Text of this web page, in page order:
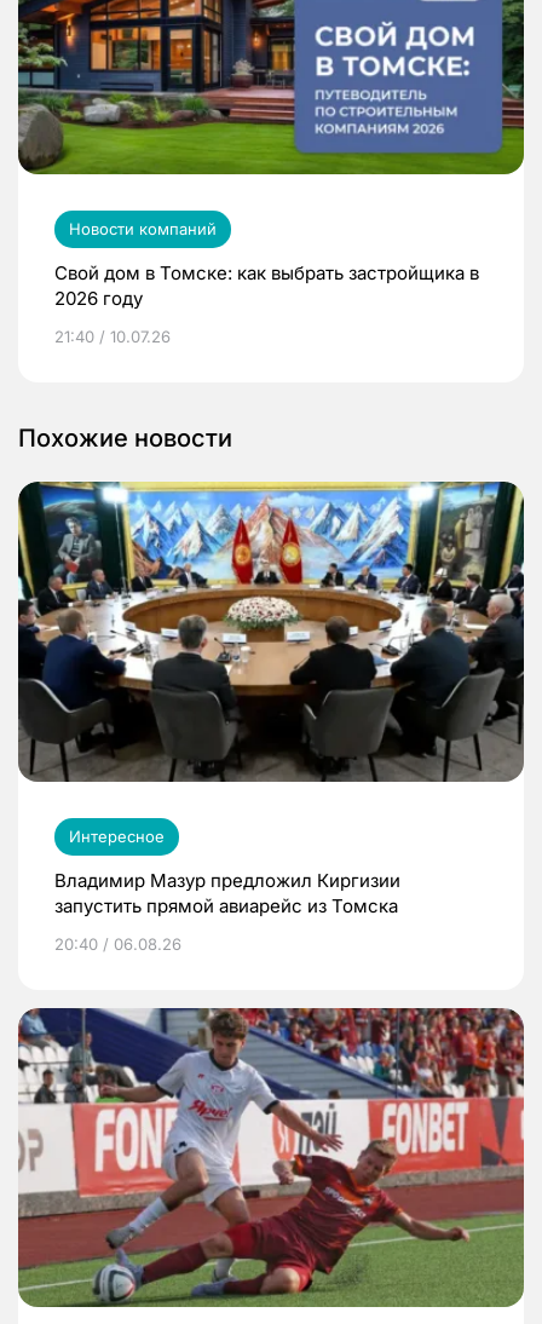
Новости компаний
Свой дом в Томске: как выбрать застройщика в
2026 году
21:40 / 10.07.26
Похожие новости
Интересное
Владимир Мазур предложил Киргизии
запустить прямой авиарейс из Томска
20:40 / 06.08.26